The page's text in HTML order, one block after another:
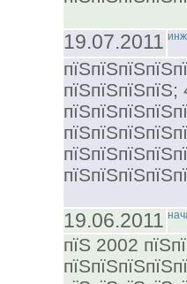
19.07.2011
пїЅпїЅпїЅпїЅ;
19.06.2011
пїЅ 2002